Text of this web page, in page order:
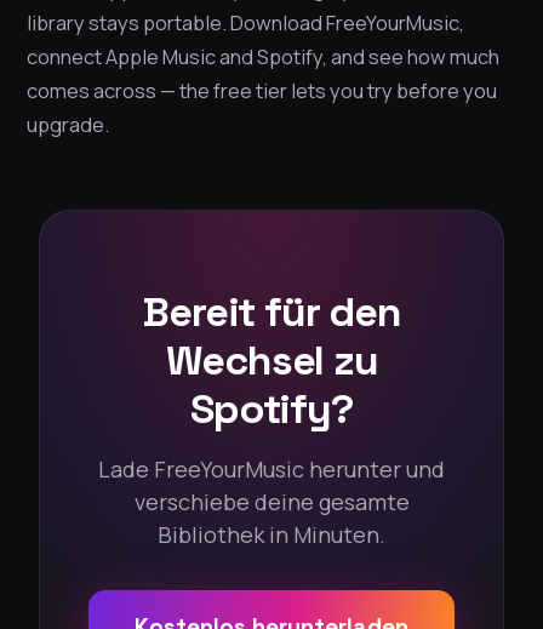
library stays portable. Download FreeYourMusic,
connect Apple Music and Spotify, and see how much
comes across — the free tier lets you try before you
upgrade.
Bereit für den
Wechsel zu
Spotify?
Lade FreeYourMusic herunter und
verschiebe deine gesamte
Bibliothek in Minuten.